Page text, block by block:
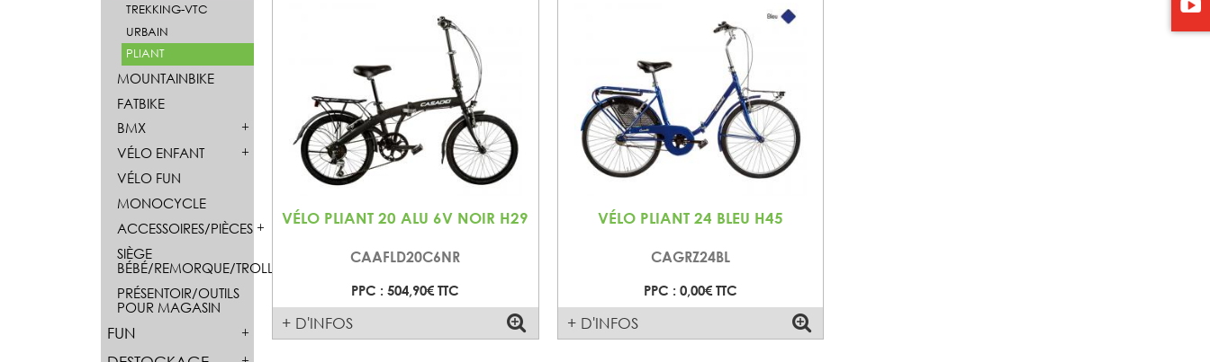
TREKKING-VTC
URBAIN
PLIANT
MOUNTAINBIKE
FATBIKE
BMX
VÉLO ENFANT
VÉLO FUN
MONOCYCLE
ACCESSOIRES/PIÈCES
SIÈGE
BÉBÉ/REMORQUE/TROLLEY
PRÉSENTOIR/OUTILS
POUR MAGASIN
FUN
VÉLO PLIANT 20 ALU 6V NOIR H29
CAAFLD20C6NR
PPC : 504,90€ TTC
+ D'INFOS
VÉLO PLIANT 24 BLEU H45
CAGRZ24BL
PPC : 0,00€ TTC
+ D'INFOS